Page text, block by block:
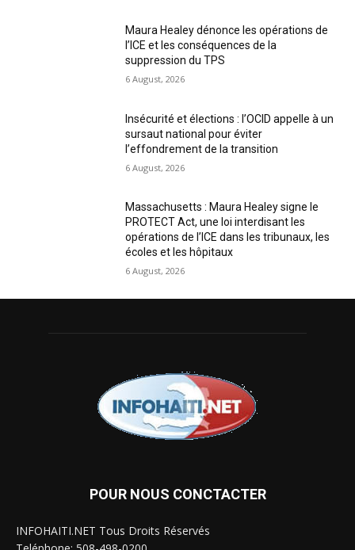
Maura Healey dénonce les opérations de
l’ICE et les conséquences de la
suppression du TPS
6 August, 2026
Insécurité et élections : l’OCID appelle à un
sursaut national pour éviter
l’effondrement de la transition
6 August, 2026
Massachusetts : Maura Healey signe le
PROTECT Act, une loi interdisant les
opérations de l’ICE dans les tribunaux, les
écoles et les hôpitaux
6 August, 2026
POUR NOUS CONCTACTER
INFOHAITI.NET Tous Droits Réservés